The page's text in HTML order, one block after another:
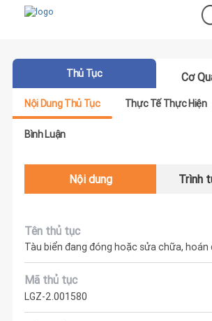
Thủ Tục Cơ
Nội Dung Thủ Tục Thực Tế Thực Hiện
Bình Luận
Nội dung Trình
Tên thủ tục
Tàu biển đang đóng hoặc sửa chữa,
Mã thủ tục
LGZ-2.001580